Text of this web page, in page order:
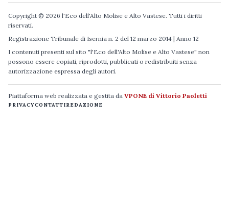
Copyright © 2026 l'Eco dell'Alto Molise e Alto Vastese. Tutti i diritti
riservati.
Registrazione Tribunale di Isernia n. 2 del 12 marzo 2014 | Anno 12
I contenuti presenti sul sito "l'Eco dell'Alto Molise e Alto Vastese" non
possono essere copiati, riprodotti, pubblicati o redistribuiti senza
autorizzazione espressa degli autori.
Piattaforma web realizzata e gestita da VPONE di Vittorio Paoletti
PRIVACYCONTATTIREDAZIONE